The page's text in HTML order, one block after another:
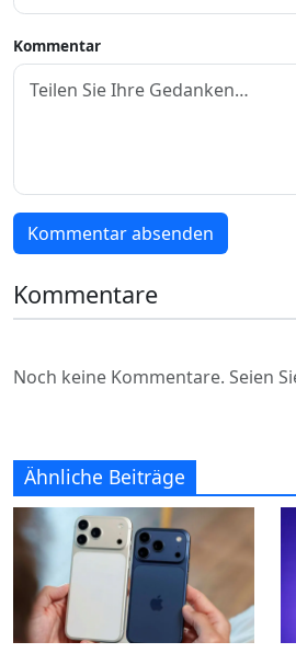
Kommentar
Kommentar absenden
Kommentare
Noch keine Kommentare. Seien
Ähnliche Beiträge